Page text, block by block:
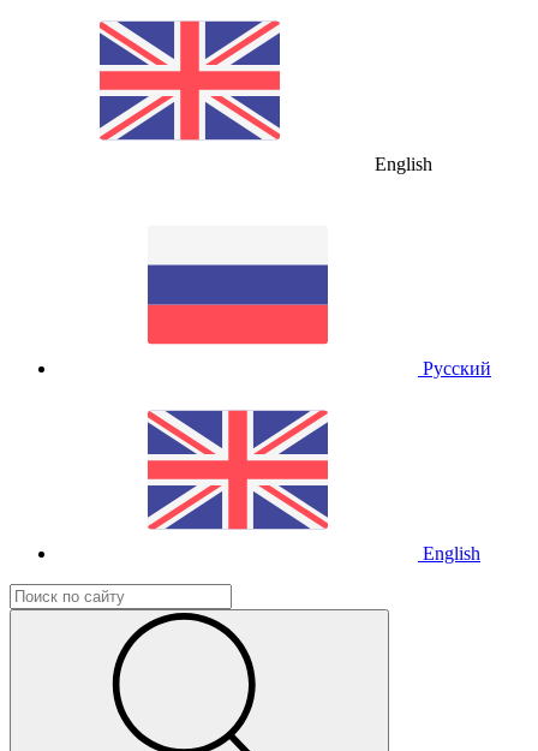
English
Русский
English